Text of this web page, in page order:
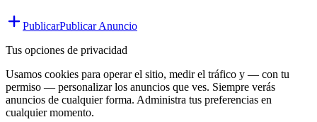
PublicarPublicar Anuncio
Tus opciones de privacidad
Usamos cookies para operar el sitio, medir el tráfico y — con tu
permiso — personalizar los anuncios que ves. Siempre verás
anuncios de cualquier forma. Administra tus preferencias en
cualquier momento.